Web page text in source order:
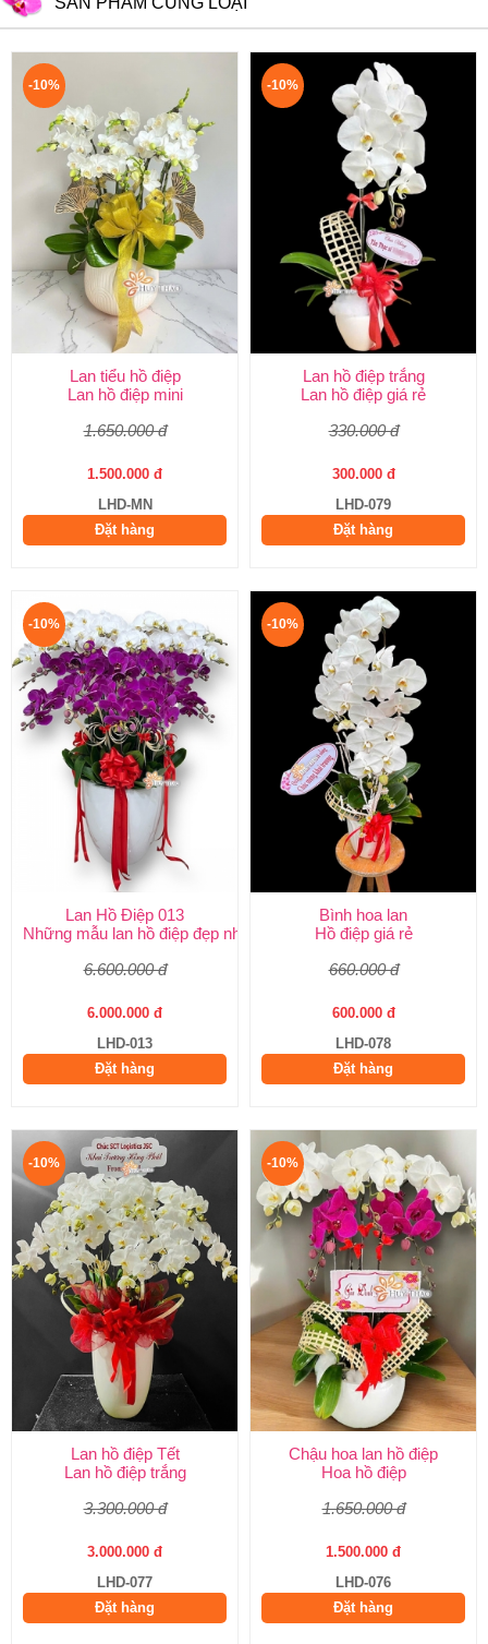
-10%
Lan tiểu hồ điệp
Lan hồ điệp mini
1.650.000 đ
1.500.000 đ
LHD-MN
Đặt hàng
-10%
Lan hồ điệp trắng
Lan hồ điệp giá rẻ
330.000 đ
300.000 đ
LHD-079
Đặt hàng
-10%
Lan Hồ Điệp 013
Những mẫu lan hồ điệp đẹp nhất
6.600.000 đ
6.000.000 đ
LHD-013
Đặt hàng
-10%
Bình hoa lan
Hồ điệp giá rẻ
660.000 đ
600.000 đ
LHD-078
Đặt hàng
-10%
Lan hồ điệp Tết
Lan hồ điệp trắng
3.300.000 đ
3.000.000 đ
LHD-077
Đặt hàng
-10%
Chậu hoa lan hồ điệp
Hoa hồ điệp
1.650.000 đ
1.500.000 đ
LHD-076
Đặt hàng